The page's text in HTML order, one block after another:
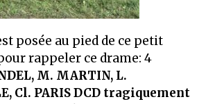
posée au pied de ce petit
rappeler ce drame: 4
M. MARTIN, L.
Cl. PARIS DCD tragiquement